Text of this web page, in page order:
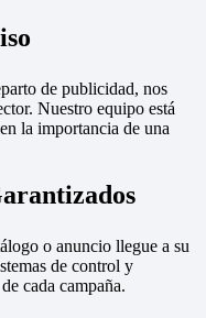
de publicidad, nos
Nuestro equipo está
la importancia de una
o anuncio llegue a su
de control y
cada campaña.